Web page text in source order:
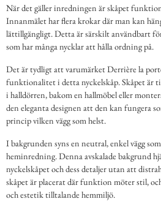
När det gäller inredningen är skåpet
Innanmälet har flera krokar där man kan
lättillgängligt. Detta är särskilt användbart
som har många nycklar att hålla ordning på.
Det är tydligt att varumärket Derrière la
funktionalitet i detta nyckelskåp. Skåpet är
i halldörren, bakom en hallmöbel eller
den eleganta designen att den kan fungera
princip vilken vägg som helst.
I bakgrunden syns en neutral, enkel vägg
heminredning. Denna avskalade bakgrund
nyckelskåpet och dess detaljer utan att
skåpet är placerat där funktion möter stil,
och estetik tilltalande hemmiljö.